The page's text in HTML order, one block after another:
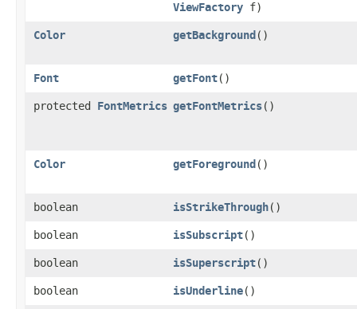
ViewFactory f)
Color getBackground ()
Font getFont()
protected FontMetrics getFontMetrics()
Color getForeground ()
boolean isStrikeThrough()
boolean isSubscript()
boolean isSuperscript()
boolean isUnderline()